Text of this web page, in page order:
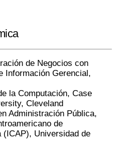
de Negocios con
Información Gerencial,
la Computación, Case
Cleveland
Administración Pública,
de
Universidad de